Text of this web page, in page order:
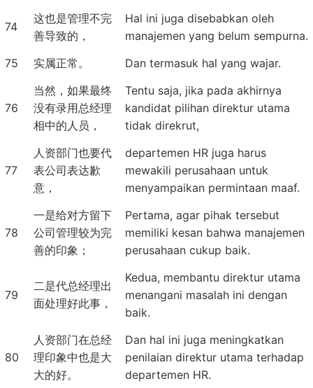
74
这也是管理不完
善导致的，
Hal ini juga disebabkan oleh
manajemen yang belum sempurna.
75
实属正常。 Dan termasuk hal yang wajar.
76
当然，如果最终
没有录用总经理
相中的人员，
Tentu saja, jika pada akhirnya
kandidat pilihan direktur utama
tidak direkrut,
77
人资部门也要代
表公司表达歉
意，
departemen HR juga harus
mewakili perusahaan untuk
menyampaikan permintaan maaf.
78
一是给对方留下
公司管理较为完
善的印象；
Pertama, agar pihak tersebut
memiliki kesan bahwa manajemen
perusahaan cukup baik.
79
二是代总经理出
面处理好此事，
Kedua, membantu direktur utama
menangani masalah ini dengan
baik.
80
人资部门在总经
理印象中也是大
大的好。
Dan hal ini juga meningkatkan
penilaian direktur utama terhadap
departemen HR.